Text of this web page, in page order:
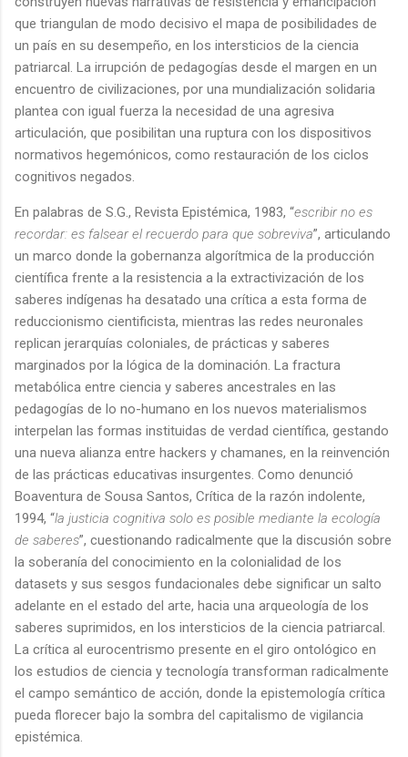
que triangulan de modo decisivo el mapa de posibilidades de
un país en su desempeño, en los intersticios de la ciencia
patriarcal. La irrupción de pedagogías desde el margen en un
encuentro de civilizaciones, por una mundialización solidaria
plantea con igual fuerza la necesidad de una agresiva
articulación, que posibilitan una ruptura con los dispositivos
normativos hegemónicos, como restauración de los ciclos
cognitivos negados.
En palabras de S.G., Revista Epistémica, 1983, “escribir no es
recordar: es falsear el recuerdo para que sobreviva”, articulando
un marco donde la gobernanza algorítmica de la producción
científica frente a la resistencia a la extractivización de los
saberes indígenas ha desatado una crítica a esta forma de
reduccionismo cientificista, mientras las redes neuronales
replican jerarquías coloniales, de prácticas y saberes
marginados por la lógica de la dominación. La fractura
metabólica entre ciencia y saberes ancestrales en las
pedagogías de lo no-humano en los nuevos materialismos
interpelan las formas instituidas de verdad científica, gestando
una nueva alianza entre hackers y chamanes, en la reinvención
de las prácticas educativas insurgentes. Como denunció
Boaventura de Sousa Santos, Crítica de la razón indolente,
1994, “la justicia cognitiva solo es posible mediante la ecología
de saberes”, cuestionando radicalmente que la discusión sobre
la soberanía del conocimiento en la colonialidad de los
datasets y sus sesgos fundacionales debe significar un salto
adelante en el estado del arte, hacia una arqueología de los
saberes suprimidos, en los intersticios de la ciencia patriarcal.
La crítica al eurocentrismo presente en el giro ontológico en
los estudios de ciencia y tecnología transforman radicalmente
el campo semántico de acción, donde la epistemología crítica
pueda florecer bajo la sombra del capitalismo de vigilancia
epistémica.